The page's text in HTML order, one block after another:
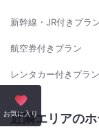
お気に入り
新幹線・JR付きプラ
航空券付きプラン
レンタカー付きプラン
近隣エリアの